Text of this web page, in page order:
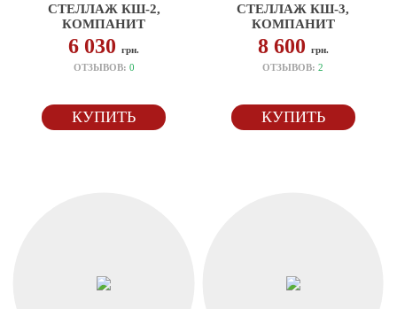
СТЕЛЛАЖ КШ-2,
КОМПАНИТ
6 030грн.
ОТЗЫВОВ: 0
КУПИТЬ
СТЕЛЛАЖ КШ-3,
КОМПАНИТ
8 600 грн.
ОТЗЫВОВ:2
КУПИТЬ